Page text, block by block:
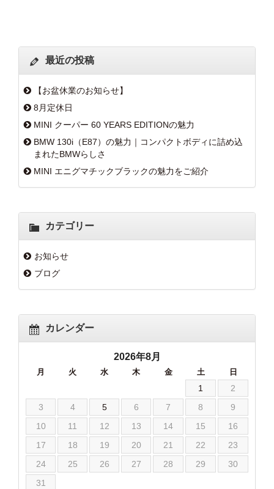
最近の投稿
【お盆休業のお知らせ】
8月定休日
MINI クーパー 60 YEARS EDITIONの魅力
BMW 130i（E87）の魅力｜コンパクトボディに詰め込
まれたBMWらしさ
MINI エニグマチックブラックの魅力をご紹介
カテゴリー
お知らせ
ブログ
カレンダー
2026年8月
月 火 水 木 金 土 日
1
2
3
4 5 6 7 8
9
10
11 12 13 14 15
16
17
18 19 20 21 22
23
24
25 26 27 28 29
30
31